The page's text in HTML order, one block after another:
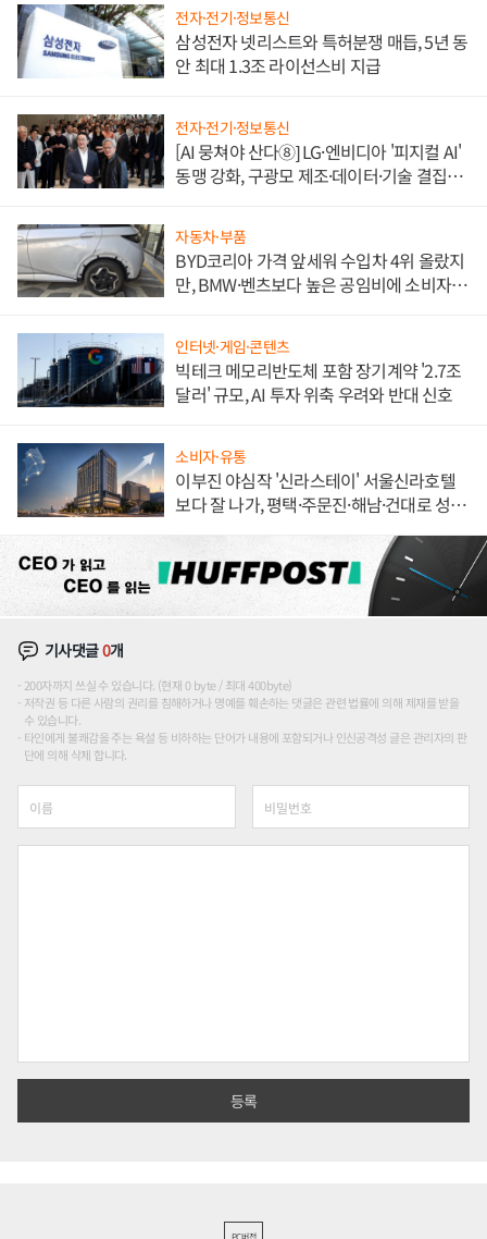
전자·전기·정보통신
삼성전자 넷리스트와 특허분쟁 매듭, 5년 동
안 최대 1.3조 라이선스비 지급
전자·전기·정보통신
[AI 뭉쳐야 산다⑧] LG·엔비디아 '피지컬 AI'
동맹 강화, 구광모 제조·데이터·기술 결집
자동차·부품
BYD코리아 가격 앞세워 수입차 4위 올랐지
만, BMW·벤츠보다 높은 공임비에 소비자
인터넷·게임·콘텐츠
빅테크 메모리반도체 포함 장기계약 '2.7조
달러' 규모, AI 투자 위축 우려와 반대 신호
소비자·유통
이부진 야심작 '신라스테이' 서울신라호텔
보다 잘 나가, 평택·주문진·해남·건대로 성
기사댓글0개
200자까지 쓰실 수 있습니다. (현재 0 byte / 최대 400byte)
저작권 등 다른 사람의 권리를 침해하거나 명예를 훼손하는 댓글은 관련 법률에 의해 제재를 받을
수 있습니다.
타인에게 불쾌감을 주는 욕설 등 비하하는 단어가 내용에 포함되거나 인신공격성 글은 관리자의 판
단에 의해 삭제 합니다.
PC버전